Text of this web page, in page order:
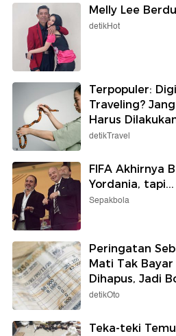
Melly Lee
detikHot
Terpopuler:
Traveling?
Harus
detikTravel
FIFA Akhirnya
Yordania, tapi...
Sepakbola
Peringatan
Mati Tak
Dihapus, Jadi
detikOto
Teka-teki